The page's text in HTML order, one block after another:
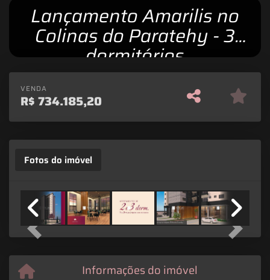
Lançamento Amarilis no
Colinas do Paratehy - 3
dormitórios
VENDA
R$734.185,20
Fotos do imóvel
Previous Next
Informações do imóvel